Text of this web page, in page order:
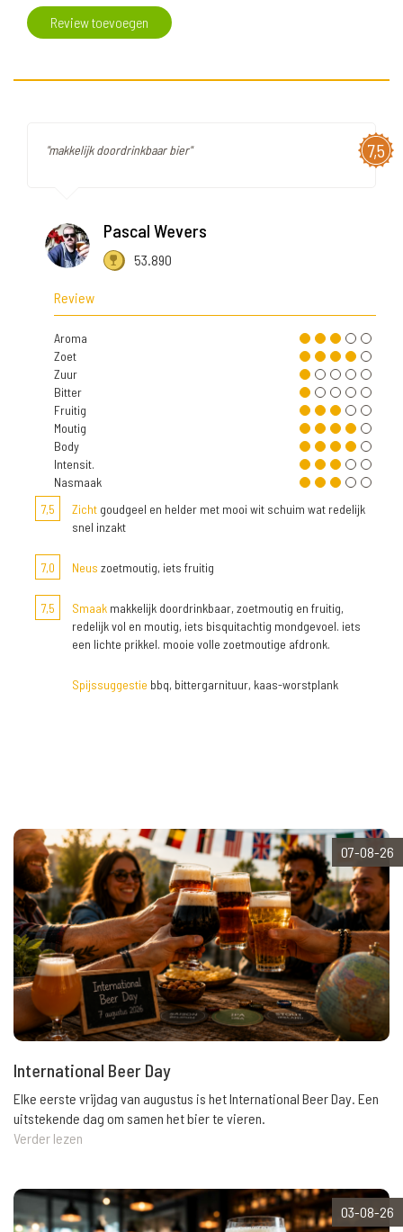
Review toevoegen
7,5
"makkelijk doordrinkbaar bier"
Pascal Wevers
53.890
Review
Aroma
Zoet
Zuur
Bitter
Fruitig
Moutig
Body
Intensit.
Nasmaak
7,5
Zicht goudgeel en helder met mooi wit schuim wat redelijk
snel inzakt
7,0 Neus zoetmoutig, iets fruitig
7,5 Smaak makkelijk doordrinkbaar, zoetmoutig en fruitig,
redelijk vol en moutig, iets bisquitachtig mondgevoel. iets
een lichte prikkel. mooie volle zoetmoutige afdronk.
Spijssuggestie bbq, bittergarnituur, kaas-worstplank
07-08-26
International Beer Day
Elke eerste vrijdag van augustus is het International Beer Day. Een
uitstekende dag om samen het bier te vieren.
Verder lezen
03-08-26